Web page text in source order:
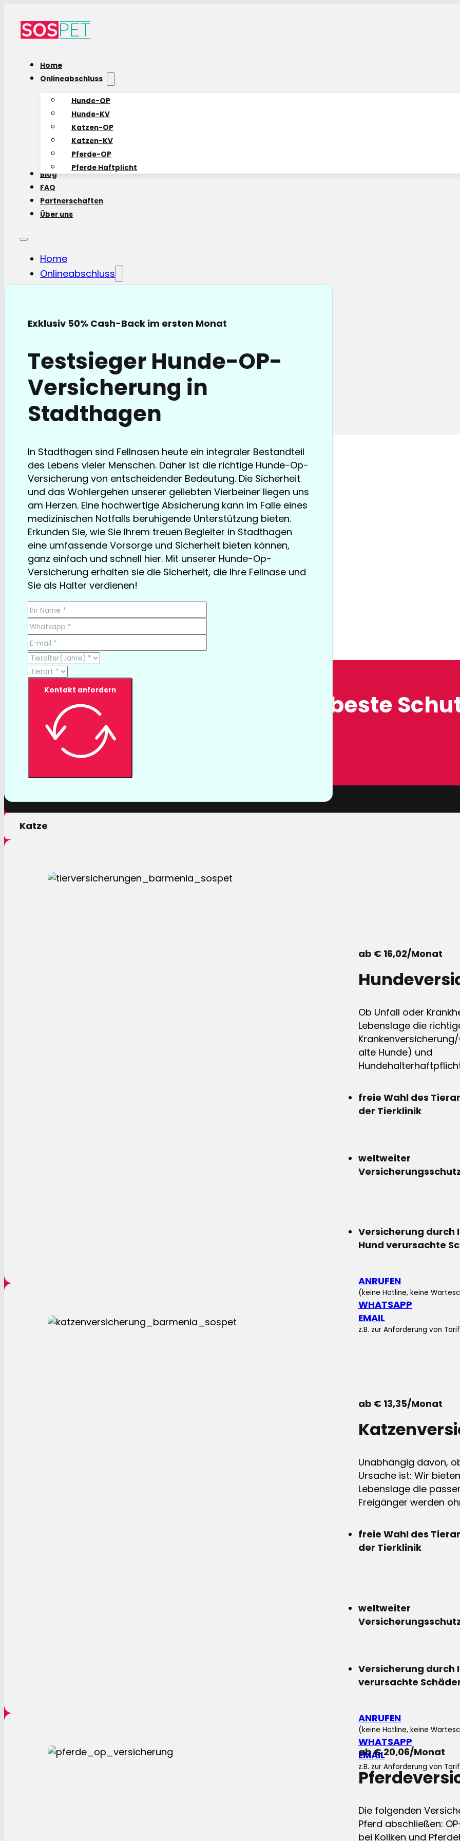
Home
Onlineabschluss
Hunde-OP
Hunde-KV
Katzen-OP
Katzen-KV
Pferde-OP
Pferde Haftplicht
Blog
FAQ
Partnerschaften
Über uns
Home
Onlineabschluss
Hunde-OP
Katzen-KV
Pferde Haftplicht
Blog
FAQ
Partnerschaften
Über uns
Exklusiv 50% Cash-Back im ersten Monat
Testsieger Hunde-OP-
Versicherung in
Stadthagen
In Stadthagen sind Fellnasen heute ein integraler Bestandteil
des Lebens vieler Menschen. Daher ist die richtige Hunde-Op-
Versicherung von entscheidender Bedeutung. Die Sicherheit
und das Wohlergehen unserer geliebten Vierbeiner liegen uns
am Herzen. Eine hochwertige Absicherung kann im Falle eines
medizinischen Notfalls beruhigende Unterstützung bieten.
Erkunden Sie, wie Sie Ihrem treuen Begleiter in Stadthagen
eine umfassende Vorsorge und Sicherheit bieten können,
ganz einfach und schnell hier. Mit unserer Hunde-Op-
Versicherung erhalten sie die Sicherheit, die Ihre Fellnase und
Sie als Halter verdienen!
Kontakt anfordern
TESTSIEGER bereits ab € 13,35/Monat
Tierversicherung, der beste
Mit einer Tierversicherung der Barmenia profitieren sie nicht
nur von erstklassigen Leistungen, sondern auch von unserer
Hund
Katze
ab € 16,02/Monat
Ob Unfall oder
Lebenslage die
alte Hunde) und
freie Wahl des
der Tierklinik
weltweiter
Versicherung durch
Hund verursachte
ANRUFEN
(keine Hotline, keine
WHATSAPP
EMAIL
z.B. zur Anforderung von
ab € 13,35/Monat
Unabhängig davon,
Ursache ist: Wir
Lebenslage die
Freigänger werden
freie Wahl des
der Tierklinik
weltweiter
Versicherung durch
verursachte
ANRUFEN
(keine Hotline, keine
WHATSAPP
EMAIL
z.B. zur Anforderung von
ab € 20,06/Monat
Die folgenden
Pferd abschließen:
bei Koliken und